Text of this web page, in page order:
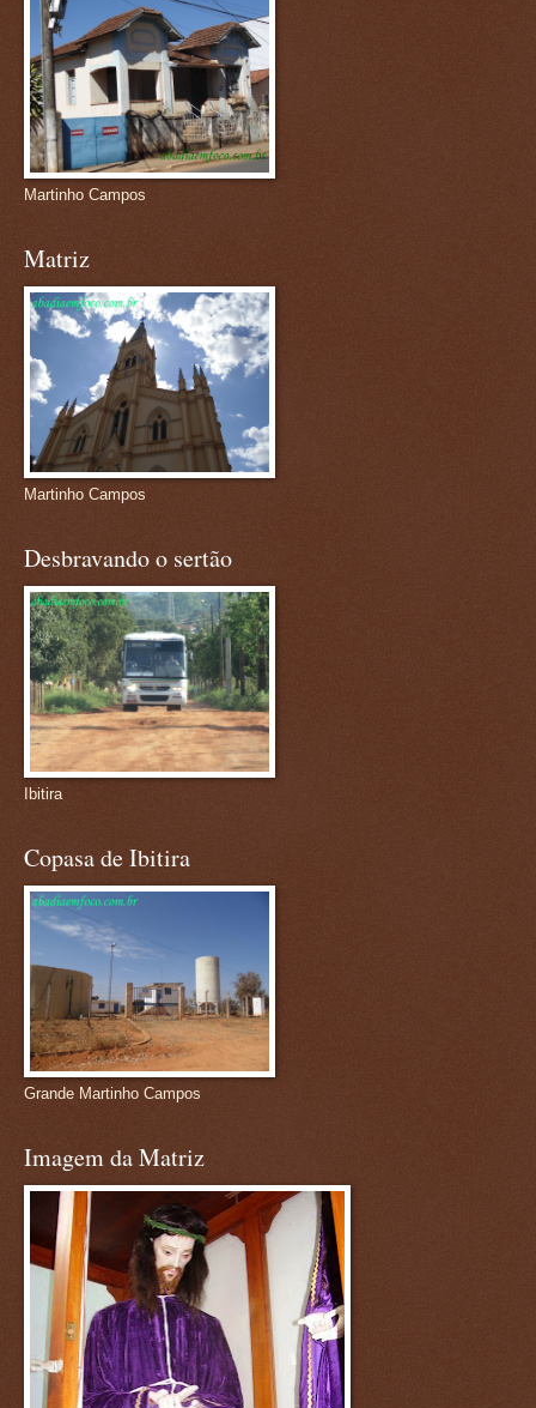
Martinho Campos
Matriz
Martinho Campos
Desbravando o sertão
Ibitira
Copasa de Ibitira
Grande Martinho Campos
Imagem da Matriz